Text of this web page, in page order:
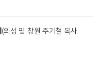
(의성 및 창원 주기철 목사